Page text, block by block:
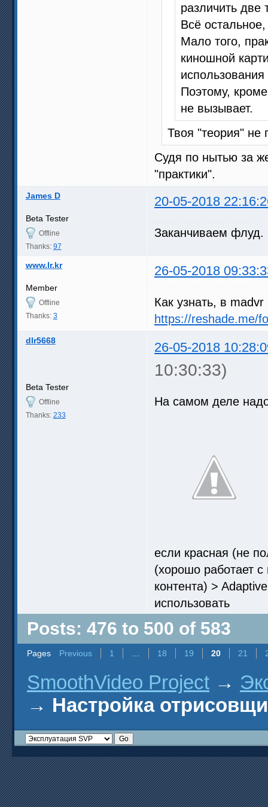
различить две
Всё остальное,
Мало того,
киношной
Поэтому,
не вызывает.
Твоя "теория" не
Судя по нытью за
"практики".
James D 20-05-2018
Beta Tester
Offline
Thanks: 97
Заканчиваем флуд.
www.lr.kr 26-05-2018
Member
Offline
Thanks: 3
Как узнать, в
https://reshade.me/
dlr5668 26-05-2018
10:30:33)
Beta Tester
Offline
Thanks: 233
На самом деле
если красная (не
(хорошо работает
контента) >
использовать
Posts: 476 to 500 of 583
Pages Previous 1 18 19 20 21
SmoothVideo Project →
→ Настройка